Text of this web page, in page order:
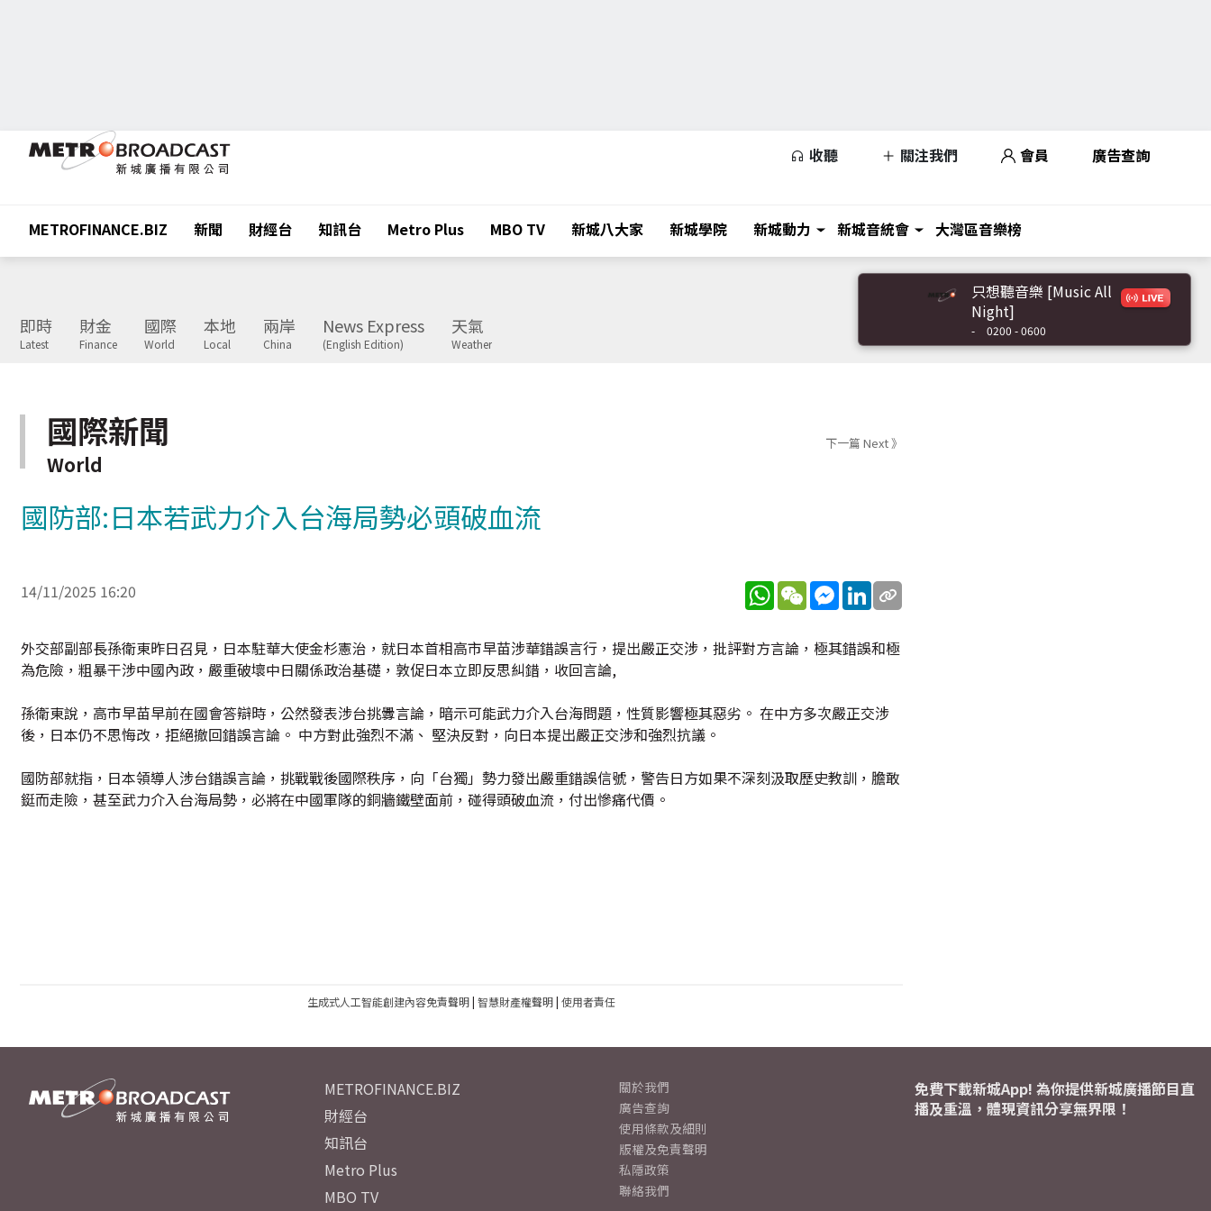
收聽 關注我們 會員 廣告查詢
METROFINANCE.BIZ 新聞 財經台 知訊台 Metro Plus MBO TV 新城八大家 新城學院 新城動力 新城音統會 大灣區音樂榜
即時
Latest
財金
Finance
國際
World
本地
Local
兩岸
China
News Express
(English Edition)
天氣
Weather
只想聽音樂 [Music All
Night]
- 0200 - 0600
國際新聞
World
下一篇 Next 》
國防部:日本若武力介入台海局勢必頭破血流
14/11/2025 16:20 WhatsApp
WeChatMessenger
LinkedIn
外交部副部長孫衛東昨日召見，日本駐華大使金杉憲治，就日本首相高市早苗涉華錯誤言行，提出嚴正交涉，批評對方言論，極其錯誤和極
為危險，粗暴干涉中國內政，嚴重破壞中日關係政治基礎，敦促日本立即反思糾錯，收回言論,
孫衛東說，高市早苗早前在國會答辯時，公然發表涉台挑釁言論，暗示可能武力介入台海問題，性質影響極其惡劣。 在中方多次嚴正交涉
後，日本仍不思悔改，拒絕撤回錯誤言論。 中方對此強烈不滿、 堅決反對，向日本提出嚴正交涉和強烈抗議。
國防部就指，日本領導人涉台錯誤言論，挑戰戰後國際秩序，向「台獨」勢力發出嚴重錯誤信號，警告日方如果不深刻汲取歷史教訓，膽敢
鋌而走險，甚至武力介入台海局勢，必將在中國軍隊的銅牆鐵壁面前，碰得頭破血流，付出慘痛代價。
生成式人工智能創建內容免責聲明| 智慧財產權聲明| 使用者責任
METROFINANCE.BIZ
財經台
知訊台
Metro Plus
MBO TV
關於我們
廣告查詢
使用條款及細則
版權及免責聲明
私隱政策
聯絡我們
免費下載新城App! 為你提供新城廣播節目直
播及重溫，體現資訊分享無界限！